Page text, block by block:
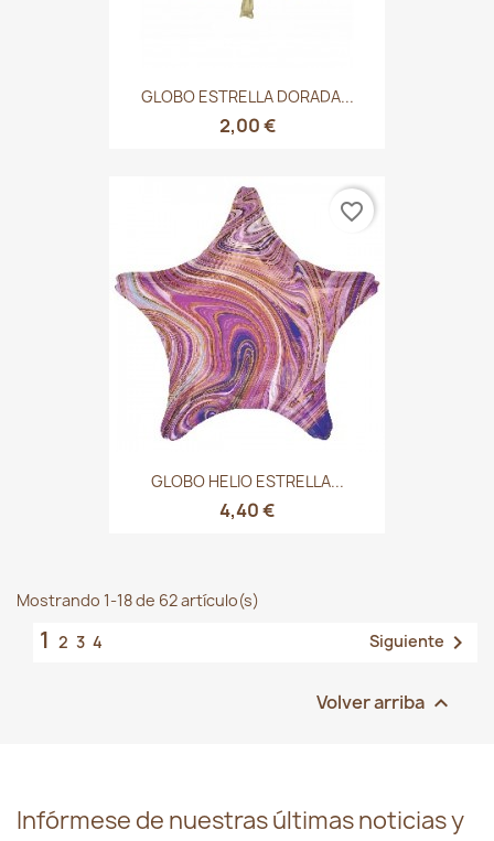
GLOBO ESTRELLA DORADA...
2,00 €
GLOBO HELIO ESTRELLA...
4,40 €
favorite_border
Mostrando 1-18 de 62 artículo(s)
1 2 3 4 Siguiente 
Volver arriba 
Infórmese de nuestras últimas noticias y